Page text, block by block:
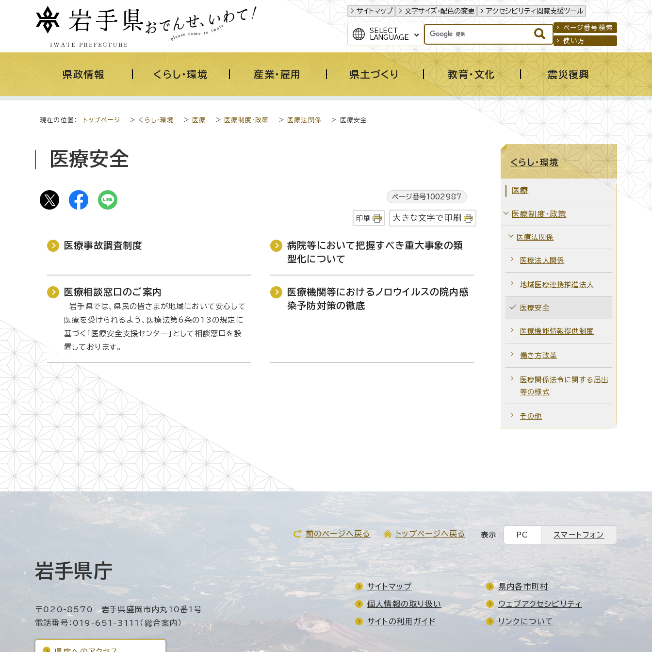
サイトマップ 文字サイズ・配色の変更 アクセシビリティ閲覧支援ツール
SELECT
LANGUAGE
ページ番号検索
使い方
県政情報 くらし・環境 産業・雇用 県土づくり 教育・文化 震災復興
現在の位置： トップページ > くらし・環境 > 医療 > 医療制度・政策 > 医療法関係 > 医療安全
医療安全
ページ番号1002987
印刷 大きな文字で印刷
医療事故調査制度
病院等において把握すべき重大事象の類
型化について
医療相談窓口のご案内
岩手県では、県民の皆さまが地域において安心して
医療を受けられるよう、医療法第6条の13の規定に
基づく「医療安全支援センター」として相談窓口を設
置しております。
医療機関等におけるノロウイルスの院内感
染予防対策の徹底
くらし・環境
医療
医療制度・政策
医療法関係
医療法人関係
地域医療連携推進法人
医療安全
医療機能情報提供制度
働き方改革
医療関係法令に関する届出
等の様式
その他
前のページへ戻る トップページへ戻る 表示 PC スマートフォン
岩手県庁
〒020-8570 岩手県盛岡市内丸10番1号
電話番号：019-651-3111（総合案内）
サイトマップ 県内各市町村
個人情報の取り扱い ウェブアクセシビリティ
サイトの利用ガイド リンクについて